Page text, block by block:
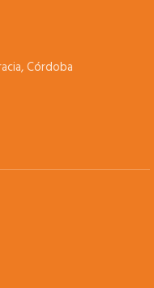
Córdoba